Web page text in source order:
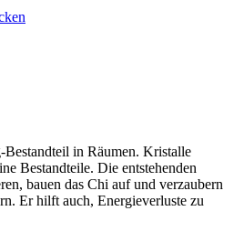
in Räumen. Kristalle
Bestandteile. Die entstehenden
bauen das Chi auf und verzaubern
Er hilft auch, Energieverluste zu